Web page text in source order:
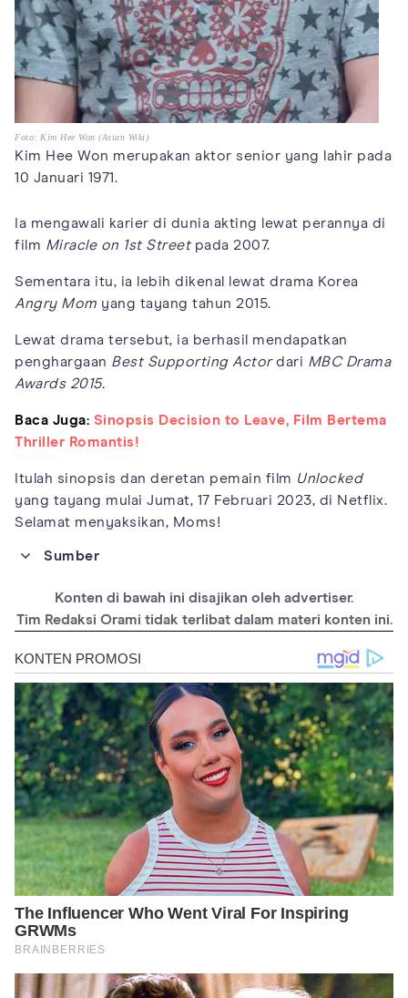
Foto: Kim Hee Won (Asian Wiki)
Kim Hee Won merupakan aktor senior yang lahir pada
10 Januari 1971.
Ia mengawali karier di dunia akting lewat perannya di
film Miracle on 1st Streetpada 2007.
Sementara itu, ia lebih dikenal lewat drama Korea
Angry Mom yang tayang tahun 2015.
Lewat drama tersebut, ia berhasil mendapatkan
penghargaan Best Supporting Actordari MBC Drama
Awards 2015.
Baca Juga: Sinopsis Decision to Leave, Film Bertema
Thriller Romantis!
Itulah sinopsis dan deretan pemain film Unlocked
yang tayang mulai Jumat, 17 Februari 2023, di Netflix.
Selamat menyaksikan, Moms!
Sumber
https://asianwiki.com/Im_Si-Wan
https://asianwiki.com/Chun_Woo-Hee
Konten di bawah ini disajikan oleh advertiser.
Tim Redaksi Orami tidak terlibat dalam materi konten ini.